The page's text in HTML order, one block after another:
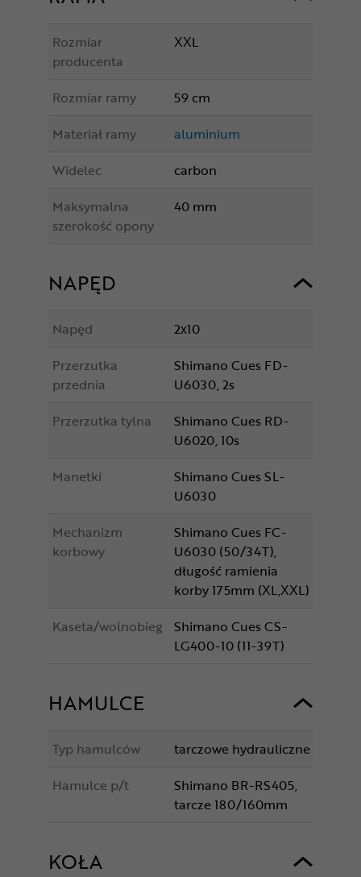
Rozmiar
producenta
XXL
Rozmiar ramy
59 cm
Materiał ramy
aluminium
Widelec
carbon
Maksymalna
szerokość opony
40 mm
NAPĘD
Napęd
2x10
Przerzutka
przednia
Shimano Cues FD-
U6030, 2s
Przerzutka tylna
Shimano Cues RD-
U6020, 10s
Manetki
Shimano Cues SL-
U6030
Mechanizm
korbowy
Shimano Cues FC-
U6030 (50/34T),
długość ramienia
korby 175mm (XL,XXL)
Kaseta/wolnobieg
Shimano Cues CS-
LG400-10 (11-39T)
HAMULCE
Typ hamulców
tarczowe hydrauliczne
Hamulce p/t
Shimano BR-RS405,
tarcze 180/160mm
KOŁA